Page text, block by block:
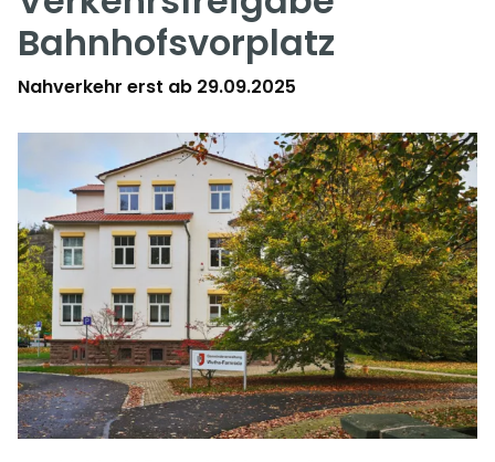
Bahnhofsvorplatz
Nahverkehr erst ab 29.09.2025